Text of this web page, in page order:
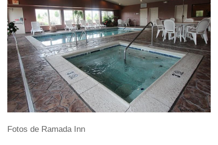
Fotos de Ramada Inn